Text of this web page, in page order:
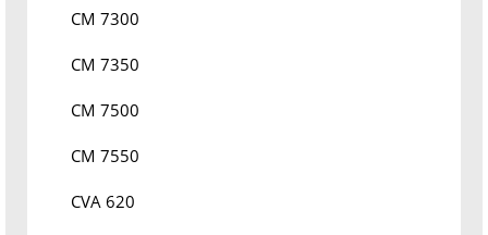
CM 7300
CM 7350
CM 7500
CM 7550
CVA 620